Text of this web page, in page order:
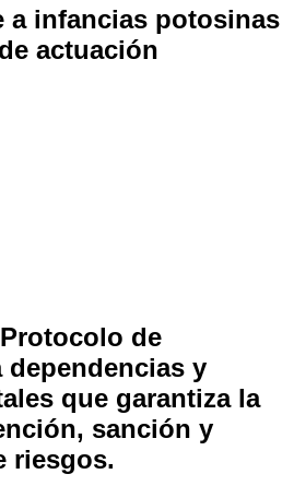
a infancias potosinas
actuación
de
y
que garantiza la
sanción y
riesgos.